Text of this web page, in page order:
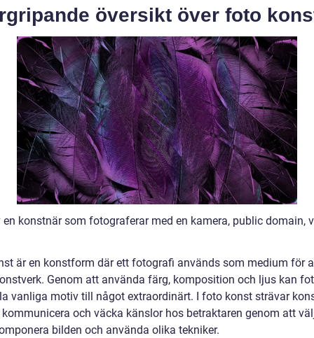
översikt över foto
en konstnär som fotograferar med en kamera, public domain,
är en konstform där ett fotografi används som medium för
Genom att använda färg, komposition och ljus kan
vanliga motiv till något extraordinärt. I foto konst strävar
och väcka känslor hos betraktaren genom att
bilden och använda olika tekniker.